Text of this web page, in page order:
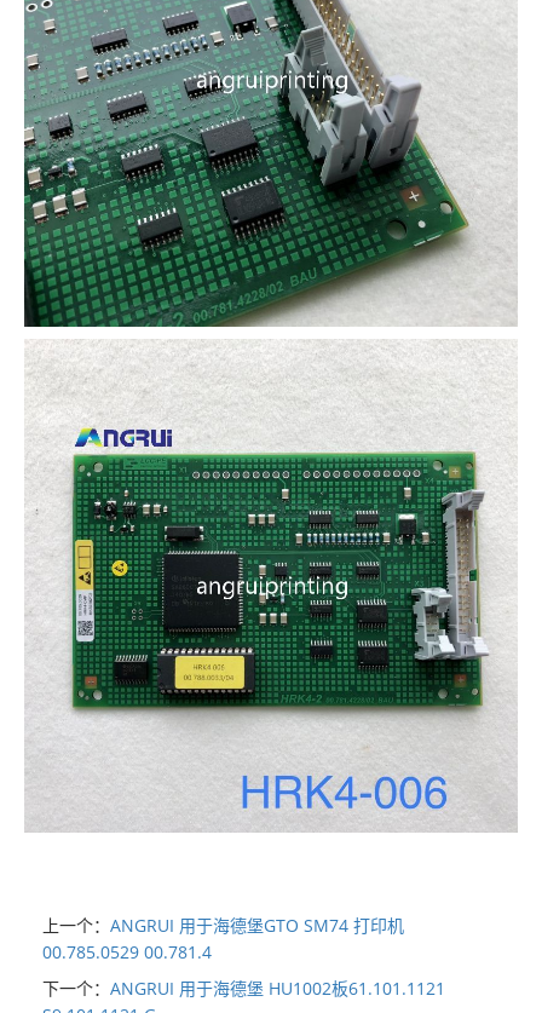
上一个： ANGRUI 用于海德堡GTO SM74 打印机
00.785.0529 00.781.4
下一个： ANGRUI 用于海德堡 HU1002板61.101.1121